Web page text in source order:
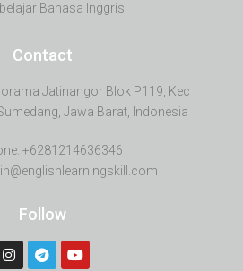
Bahasa Inggris
Contact
Jatinangor Blok P119, Kec
Jawa Barat, Indonesia
+6281214636346
Follow